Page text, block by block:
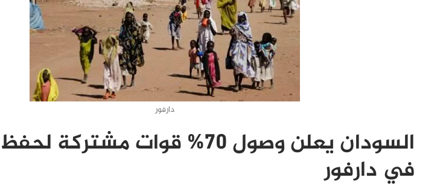
دارفور
السودان يعلن وصول 70% قوات مشتركة
في دارفور